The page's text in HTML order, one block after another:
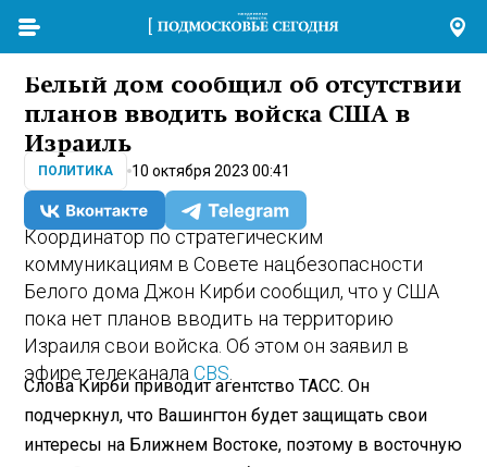
Белый дом сообщил об отсутствии
планов вводить войска США в
Израиль
ПОЛИТИКА 10 октября 2023 00:41
Координатор по стратегическим
коммуникациям в Совете нацбезопасности
Белого дома Джон Кирби сообщил, что у США
пока нет планов вводить на территорию
Израиля свои войска. Об этом он заявил в
эфире телеканалаCBS
Слова Кирби приводит агентство ТАСС. Он
подчеркнул, что Вашингтон будет защищать свои
интересы на Ближнем Востоке, поэтому в восточную